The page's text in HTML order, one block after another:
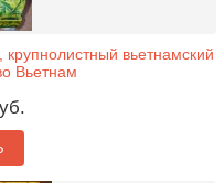
вьетнамский
Вьетнам